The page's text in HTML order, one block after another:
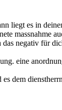
liegt es in
negativ für
eine
dem